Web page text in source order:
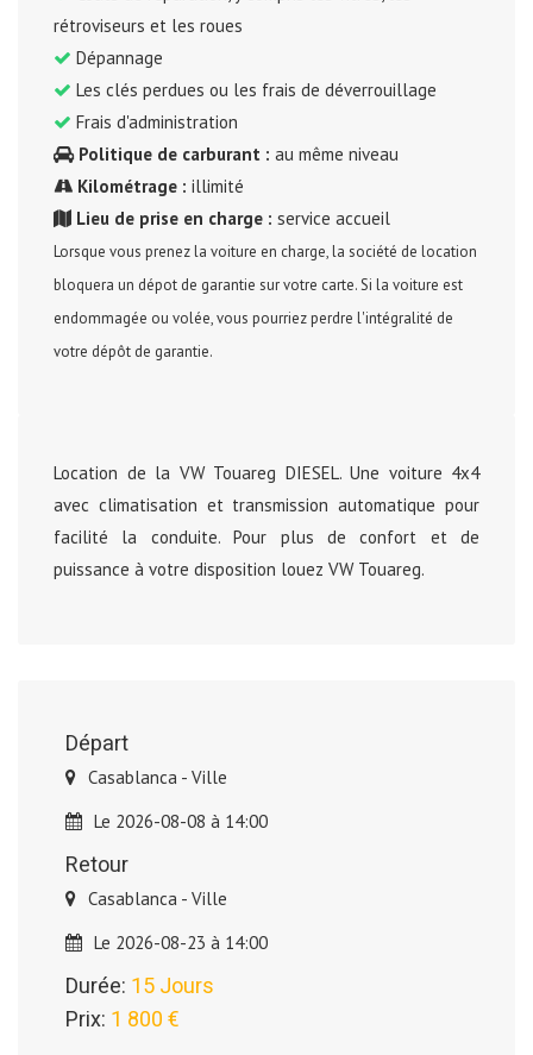
rétroviseurs et les roues
Dépannage
Les clés perdues ou les frais de déverrouillage
Frais d'administration
Politique de carburant : au même niveau
Kilométrage : illimité
Lieu de prise en charge : service accueil
Lorsque vous prenez la voiture en charge, la société de location
bloquera un dépot de garantie sur votre carte. Si la voiture est
endommagée ou volée, vous pourriez perdre l'intégralité de
votre dépôt de garantie.
Location de la VW Touareg DIESEL. Une voiture 4x4
avec climatisation et transmission automatique pour
facilité la conduite. Pour plus de confort et de
puissance à votre disposition louez VW Touareg.
Départ
Casablanca - Ville
Le 2026-08-08 à 14:00
Retour
Casablanca - Ville
Le 2026-08-23 à 14:00
Durée: 15 Jours
Prix: 1 800 €